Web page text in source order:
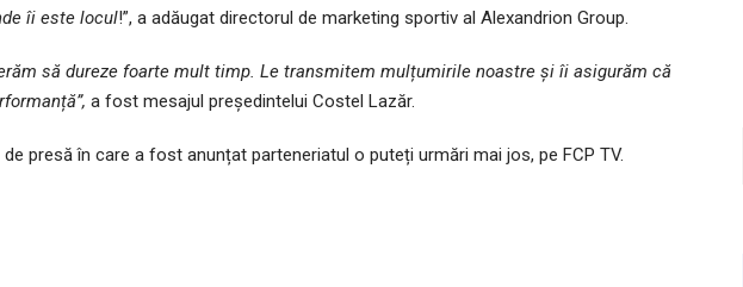
îi este locul!”, a adăugat directorul de marketing sportiv al Alexandrion Group.
să dureze foarte mult timp. Le transmitem mulțumirile noastre și îi asigurăm că
a fost mesajul președintelui Costel Lazăr.
presă în care a fost anunțat parteneriatul o puteți urmări mai jos, pe FCP TV.